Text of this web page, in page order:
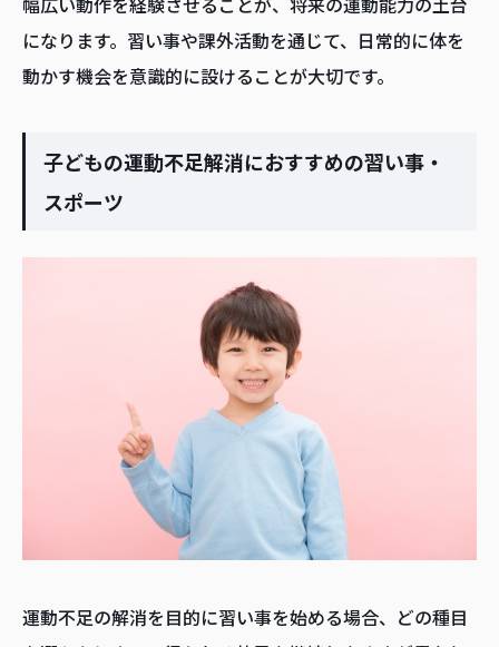
になります。習い事や課外活動を通じて、日常的に体を
動かす機会を意識的に設けることが大切です。
子どもの運動不足解消におすすめの習い事・
スポーツ
運動不足の解消を目的に習い事を始める場合、どの種目